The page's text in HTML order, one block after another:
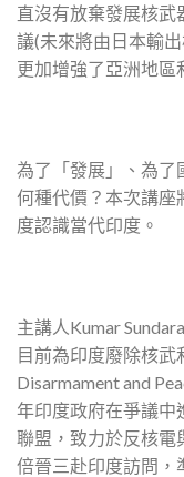
直沒有放棄發展核武
議(未來將由日本輸
更加增強了亞洲地區
為了「發展」、為了
何種代價？本次講座
度認識當代印度。
主講人Kumar
目前為印度廢除核
Disarmament and
年印度政府在爭議中
聯盟，致力於反核電
倍晉三赴印度訪問，